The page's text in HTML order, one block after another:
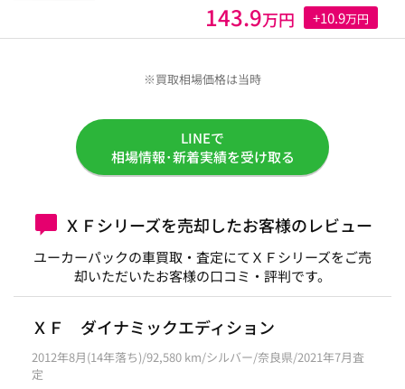
143.9万円 +10.9万円
※買取相場価格は当時
LINEで
相場情報･新着実績を受け取る
ＸＦシリーズを売却したお客様のレビュー
ユーカーパックの車買取・査定にてＸＦシリーズをご売
却いただいたお客様の口コミ・評判です。
ＸＦ ダイナミックエディション
2012年8月(14年落ち)/92,580 km/シルバー/奈良県/2021年7月査
定